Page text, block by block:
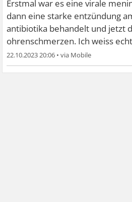
Erstmal war es eine virale
dann eine starke entzündung
antibiotika behandelt und jetzt
ohrenschmerzen. Ich weiss
22.10.2023 20:06 •